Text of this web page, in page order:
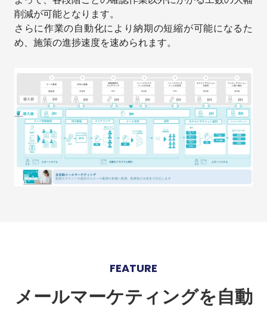
削減が可能となります。
さらに作業の自動化により納期の短縮が可能になるた
め、施策の進捗速度を速められます。
FEATURE
メールマーケティングを自動